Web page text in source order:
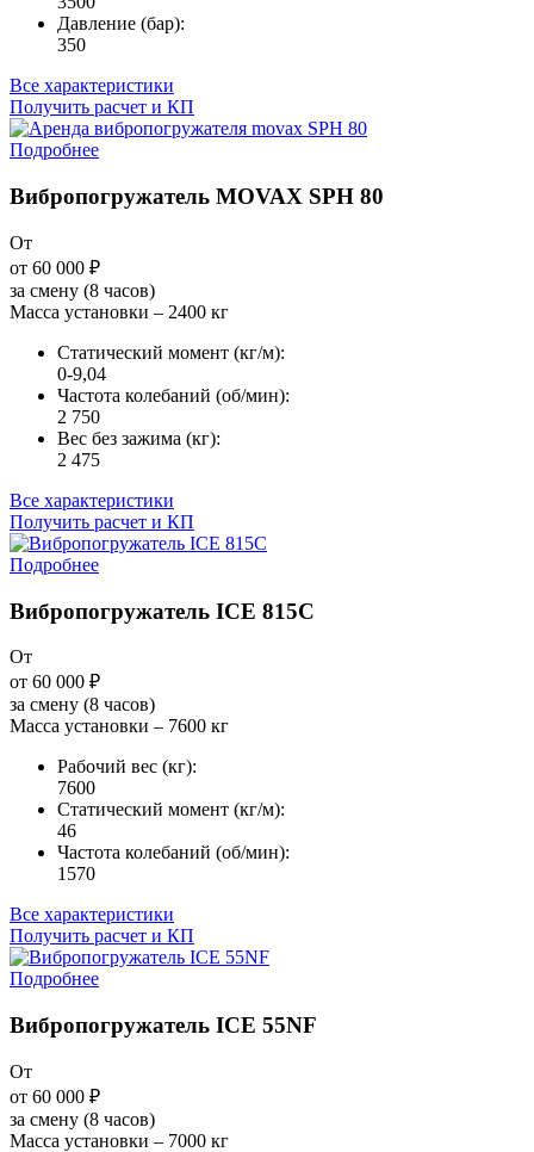
Давление (бар):
350
Все характеристики
Получить расчет и КП
Подробнее
Вибропогружатель MOVAX SPH 80
От
от 60 000 ₽
за смену (8 часов)
Масса установки – 2400 кг
Статический момент (кг/м):
0-9,04
Частота колебаний (об/мин):
2 750
Вес без зажима (кг):
2 475
Все характеристики
Получить расчет и КП
Подробнее
Вибропогружатель ICE 815C
От
от 60 000 ₽
за смену (8 часов)
Масса установки – 7600 кг
Рабочий вес (кг):
7600
Статический момент (кг/м):
46
Частота колебаний (об/мин):
1570
Все характеристики
Получить расчет и КП
Подробнее
Вибропогружатель ICE 55NF
От
от 60 000 ₽
за смену (8 часов)
Масса установки – 7000 кг